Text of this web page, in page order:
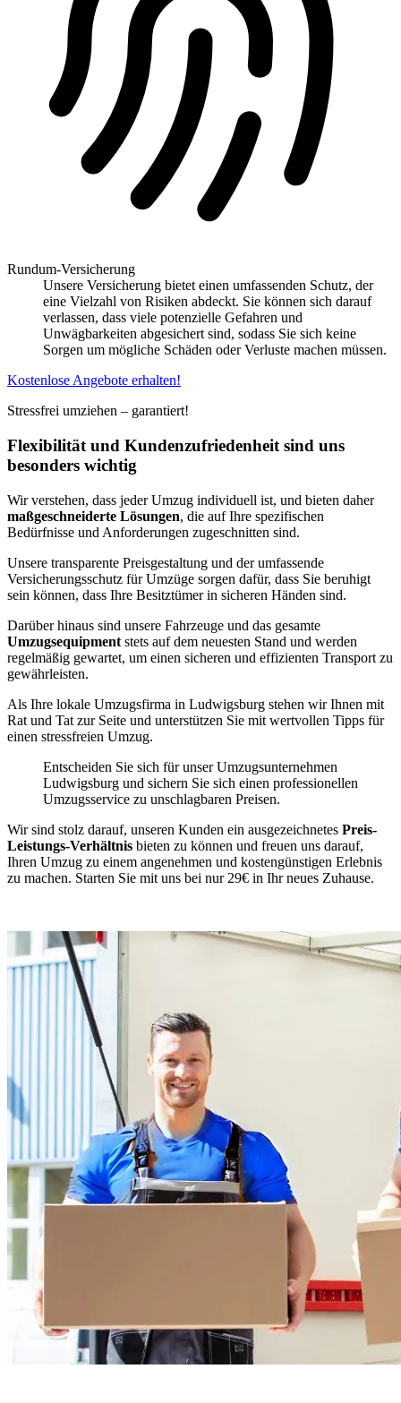
Rundum-Versicherung
Unsere Versicherung bietet einen umfassenden Schutz, der
eine Vielzahl von Risiken abdeckt. Sie können sich darauf
verlassen, dass viele potenzielle Gefahren und
Unwägbarkeiten abgesichert sind, sodass Sie sich keine
Sorgen um mögliche Schäden oder Verluste machen müssen.
Kostenlose Angebote erhalten!
Stressfrei umziehen – garantiert!
Flexibilität und Kundenzufriedenheit sind uns
besonders wichtig
Wir verstehen, dass jeder Umzug individuell ist, und bieten daher
maßgeschneiderte Lösungen, die auf Ihre spezifischen
Bedürfnisse und Anforderungen zugeschnitten sind.
Unsere transparente Preisgestaltung und der umfassende
Versicherungsschutz für Umzüge sorgen dafür, dass Sie beruhigt
sein können, dass Ihre Besitztümer in sicheren Händen sind.
Darüber hinaus sind unsere Fahrzeuge und das gesamte
Umzugsequipment stets auf dem neuesten Stand und werden
regelmäßig gewartet, um einen sicheren und effizienten Transport zu
gewährleisten.
Als Ihre lokale Umzugsfirma in Ludwigsburg stehen wir Ihnen mit
Rat und Tat zur Seite und unterstützen Sie mit wertvollen Tipps für
einen stressfreien Umzug.
Entscheiden Sie sich für unser Umzugsunternehmen
Ludwigsburg und sichern Sie sich einen professionellen
Umzugsservice zu unschlagbaren Preisen.
Wir sind stolz darauf, unseren Kunden ein ausgezeichnetes Preis-
Leistungs-Verhältnis bieten zu können und freuen uns darauf,
Ihren Umzug zu einem angenehmen und kostengünstigen Erlebnis
zu machen. Starten Sie mit uns bei nur 29€ in Ihr neues Zuhause.